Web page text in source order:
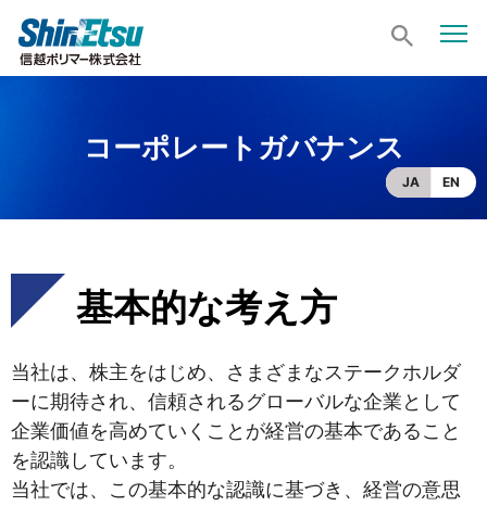
コーポレートガバナンス
JA EN
基本的な考え方
当社は、株主をはじめ、さまざまなステークホルダ
ーに期待され、信頼されるグローバルな企業として
企業価値を高めていくことが経営の基本であること
を認識しています。
当社では、この基本的な認識に基づき、経営の意思